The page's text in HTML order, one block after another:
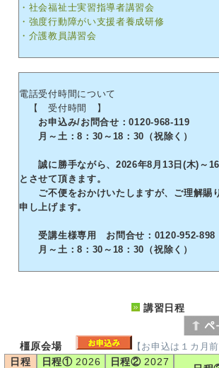
・社会福祉士実習指導者講習会
・強度行動障がい支援者養成研修
・介護教員講習会
電話受付時間について
【 受付時間 】
お申込み/お問合せ：0120-968-119
月～土：8：30～18：30（祝除く）
誠に勝手ながら、2026年8月13日(木)～16
とさせて頂きます。
ご不便をおかけいたしますが、ご理解賜
申し上げます。
受講生様専用 お問合せ：0120-952-898
月～土：8：30～18：30（祝除く）
講習日程
橿原会場 【お申込は１カ月
日程
日程①2026
日程②2027